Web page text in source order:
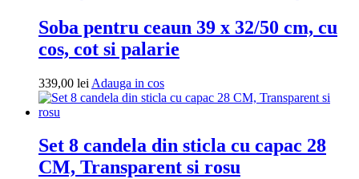
Soba pentru ceaun 39 x 32/50 cm, cu
cos, cot si palarie
339,00 lei Adauga in cosAdauga
in
Set 8 candela din sticla cu capac 28
CM, Transparent si rosu